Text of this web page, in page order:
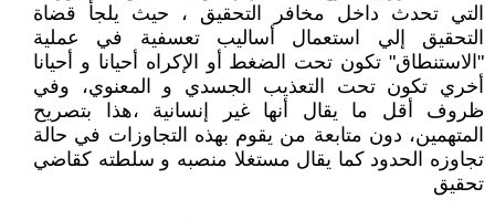
التي تحدث داخل مخافر التحقيق ، حيث يلجأ قضاة
التحقيق إلي استعمال أساليب تعسفية في عملية
"الاستنطاق" تكون تحت الضغط أو الإكراه أحيانا و أحيانا
أخري تكون تحت التعذيب الجسدي و المعنوي، وفي
ظروف أقل ما يقال أنها غير إنسانية ،هذا بتصريح
المتهمين، دون متابعة من يقوم بهذه التجاوزات في حالة
تجاوزه الحدود كما يقال مستغلا منصبه و سلطته كقاضي
تحقيق